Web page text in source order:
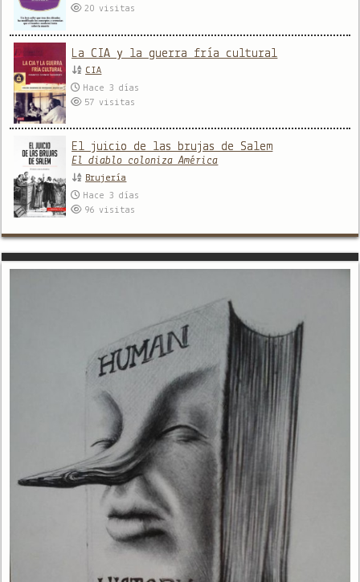
20visitas
La CIA y la guerra fría cultural
CIA
Hace 3 días
57visitas
El juicio de las brujas de Salem
El diablo coloniza América
Brujería
Hace 3 días
96visitas